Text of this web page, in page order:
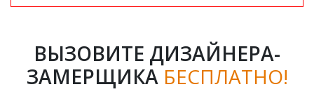
ВЫЗОВИТЕ ДИЗАЙНЕРА-
ЗАМЕРЩИКА БЕСПЛАТНО!